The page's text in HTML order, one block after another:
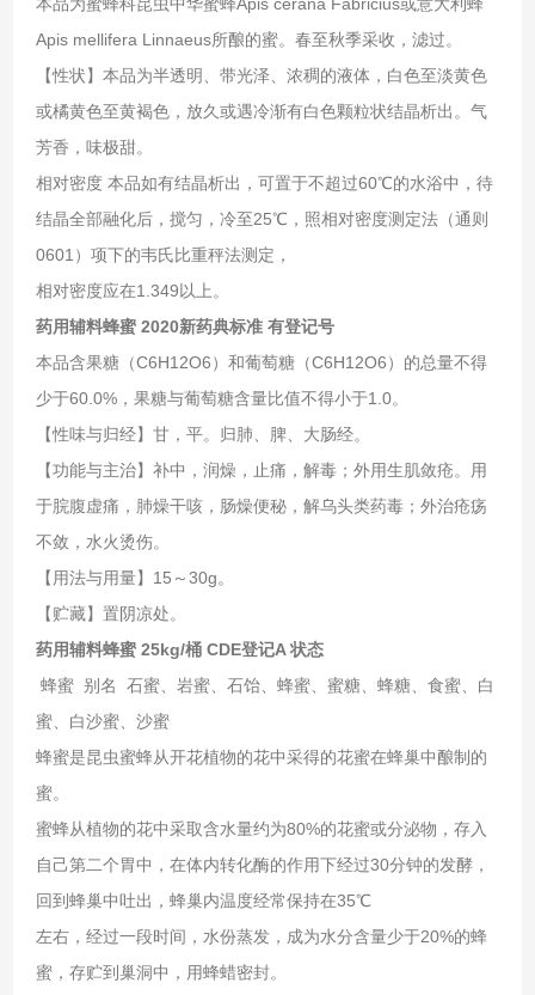
Apis mellifera Linnaeus所酿的蜜。春至秋季采收，滤过。
【性状】本品为半透明、带光泽、浓稠的液体，白色至淡黄色
或橘黄色至黄褐色，放久或遇冷渐有白色颗粒状结晶析出。气
芳香，味极甜。
相对密度 本品如有结晶析出，可置于不超过60℃的水浴中，待
结晶全部融化后，搅匀，冷至25℃，照相对密度测定法（通则
0601）项下的韦氏比重秤法测定，
相对密度应在1.349以上。
药用辅料蜂蜜 2020新药典标准 有登记号
本品含果糖（C6H12O6）和葡萄糖（C6H12O6）的总量不得
少于60.0%，果糖与葡萄糖含量比值不得小于1.0。
【性味与归经】甘，平。归肺、脾、大肠经。
【功能与主治】补中，润燥，止痛，解毒；外用生肌敛疮。用
于脘腹虚痛，肺燥干咳，肠燥便秘，解乌头类药毒；外治疮疡
不敛，水火烫伤。
【用法与用量】15～30g。
【贮藏】置阴凉处。
药用辅料蜂蜜 25kg/桶 CDE登记A 状态
蜂蜜 别名 石蜜、岩蜜、石饴、蜂蜜、蜜糖、蜂糖、食蜜、白
蜜、白沙蜜、沙蜜
蜂蜜是昆虫蜜蜂从开花植物的花中采得的花蜜在蜂巢中酿制的
蜜。
蜜蜂从植物的花中采取含水量约为80%的花蜜或分泌物，存入
自己第二个胃中，在体内转化酶的作用下经过30分钟的发酵，
回到蜂巢中吐出，蜂巢内温度经常保持在35℃
左右，经过一段时间，水份蒸发，成为水分含量少于20%的蜂
蜜，存贮到巢洞中，用蜂蜡密封。